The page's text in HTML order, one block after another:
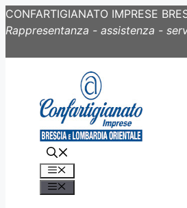
CONFARTIGIANATO IMPRESE
Rappresentanza - assistenza -
contenuto
Menu